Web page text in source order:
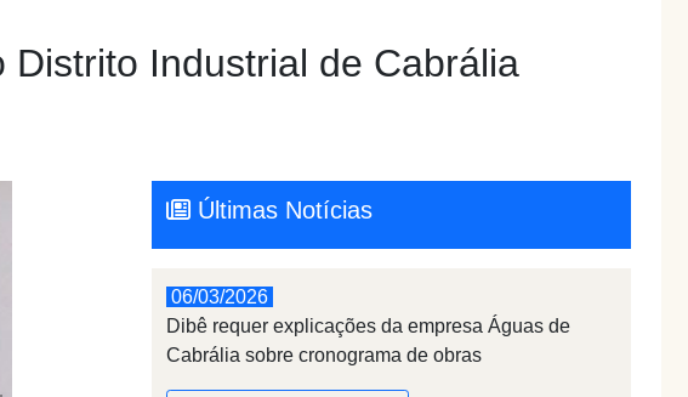
Industrial de Cabrália
Últimas Notícias
06/03/2026
Dibê requer explicações da empresa Águas de
Cabrália sobre cronograma de obras